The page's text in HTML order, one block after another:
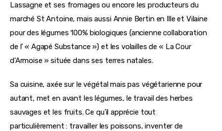
Lassagne et ses fromages ou encore les producteurs du
marché St Antoine, mais aussi Annie Bertin en Ille et Vilaine
pour des légumes 100% biologiques (ancienne collaboration
de l’ « Agapé Substance ») et les volailles de « La Cour
d’Armoise » située dans ses terres natales.
Sa cuisine, axée sur le végétal mais pas végétarienne pour
autant, met en avant les légumes, le travail des herbes
sauvages et les fruits. Ce qu’il apprécie tout
particulièrement : travailler les poissons, inventer de